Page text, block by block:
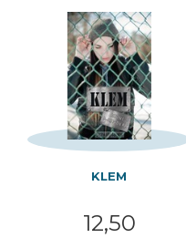
KLEM
12,50